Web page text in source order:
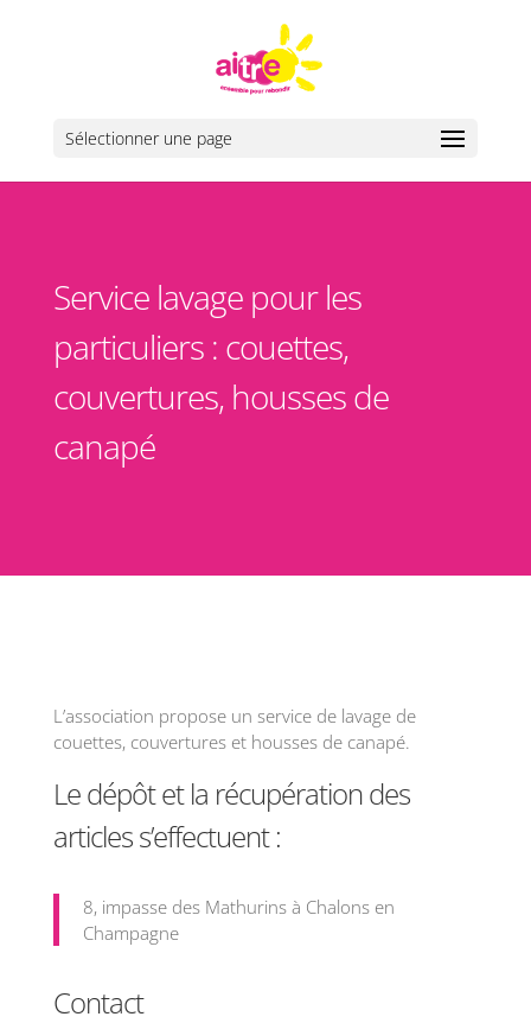
Sélectionner une page
Service lavage pour les
particuliers : couettes,
couvertures, housses de
canapé
L’association propose un service de lavage de
couettes, couvertures et housses de canapé.
Le dépôt et la récupération des
articles s’effectuent :
8, impasse des Mathurins à Chalons en
Champagne
Contact